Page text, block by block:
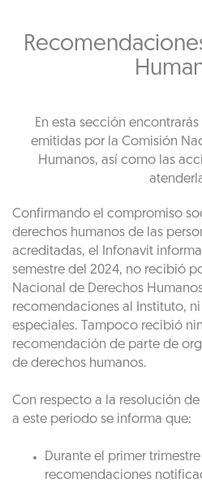
En esta sección
emitidas por la Comisión
Humanos, así como las
Confirmando el compromiso
derechos humanos de las
acreditadas, el Infonavit
semestre del 2024, no recibió
Nacional de Derechos
recomendaciones al Instituto,
especiales. Tampoco recibió
recomendación de parte de
de derechos humanos.
Con respecto a la resolución
a este periodo se informa que:
Durante el primer
recomendaciones